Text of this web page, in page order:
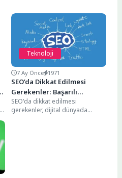
Teknoloji
7 Ay Önce 1971
SEO’da Dikkat Edilmesi
Gerekenler: Başarılı
Olmanın Püf Noktaları
SEO'da dikkat edilmesi
gerekenler, dijital dünyada